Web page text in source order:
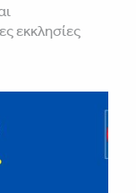
εκκλησίες